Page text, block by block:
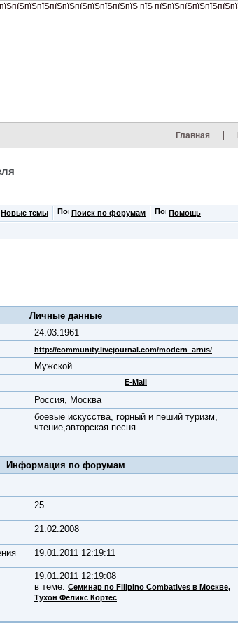
Главная
Новые темы Поиск по форумам Помощь
Личные данные
24.03.1961
http://community.livejournal.com/modern_arnis/
Мужской
E-Mail
Россия, Москва
боевые искусства, горный и пеший туризм,
чтение, авторская песня
Информация по форумам
25
21.02.2008
19.01.2011 12:19:11
19.01.2011 12:19:08
в теме: Семинар по Filipino Combatives в Москве,
Тухон Феликс Кортес